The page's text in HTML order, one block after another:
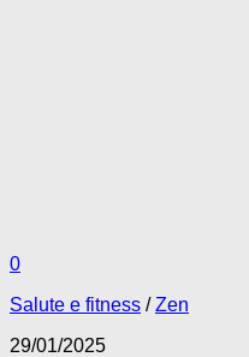
0
Salute e fitness /Zen
29/01/2025